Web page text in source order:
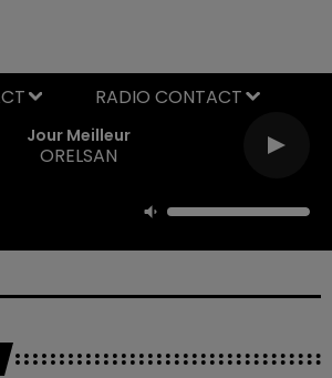
Jour Meilleur
ORELSAN
RADIO CONTACT